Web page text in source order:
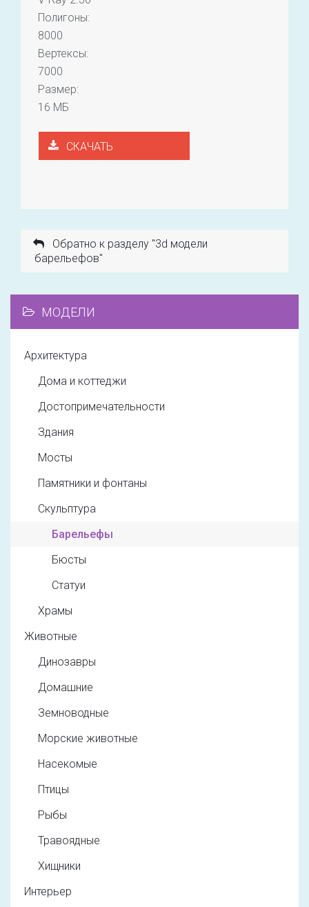
Полигоны:
8000
Вертексы:
7000
Размер:
16 МБ
СКАЧАТЬ
Обратно к разделу "3d модели
барельефов"
МОДЕЛИ
Архитектура
Дома и коттеджи
Достопримечательности
Здания
Мосты
Памятники и фонтаны
Скульптура
Барельефы
Бюсты
Статуи
Храмы
Животные
Динозавры
Домашние
Земноводные
Морские животные
Насекомые
Птицы
Рыбы
Травоядные
Хищники
Интерьер